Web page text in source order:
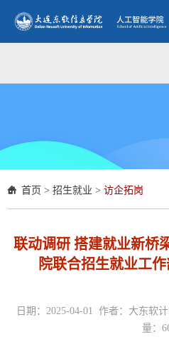
首页 > 招生就业 > 访企拓岗
联动调研 搭建就业新
院联合招生就业工
日期：2025-04-01 作者：大东软
量：